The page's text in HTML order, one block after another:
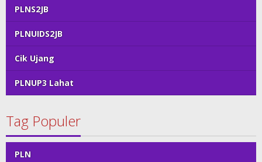
PLNS2JB
PLNUIDS2JB
Cik Ujang
PLNUP3 Lahat
Tag Populer
PLN